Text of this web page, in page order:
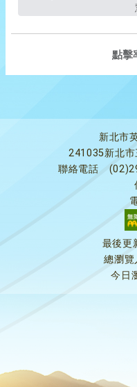
點擊
新北市
241035新北
聯絡電話
最後更
總瀏覽
今日